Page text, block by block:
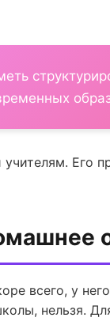
Его
всего, у
нельзя.